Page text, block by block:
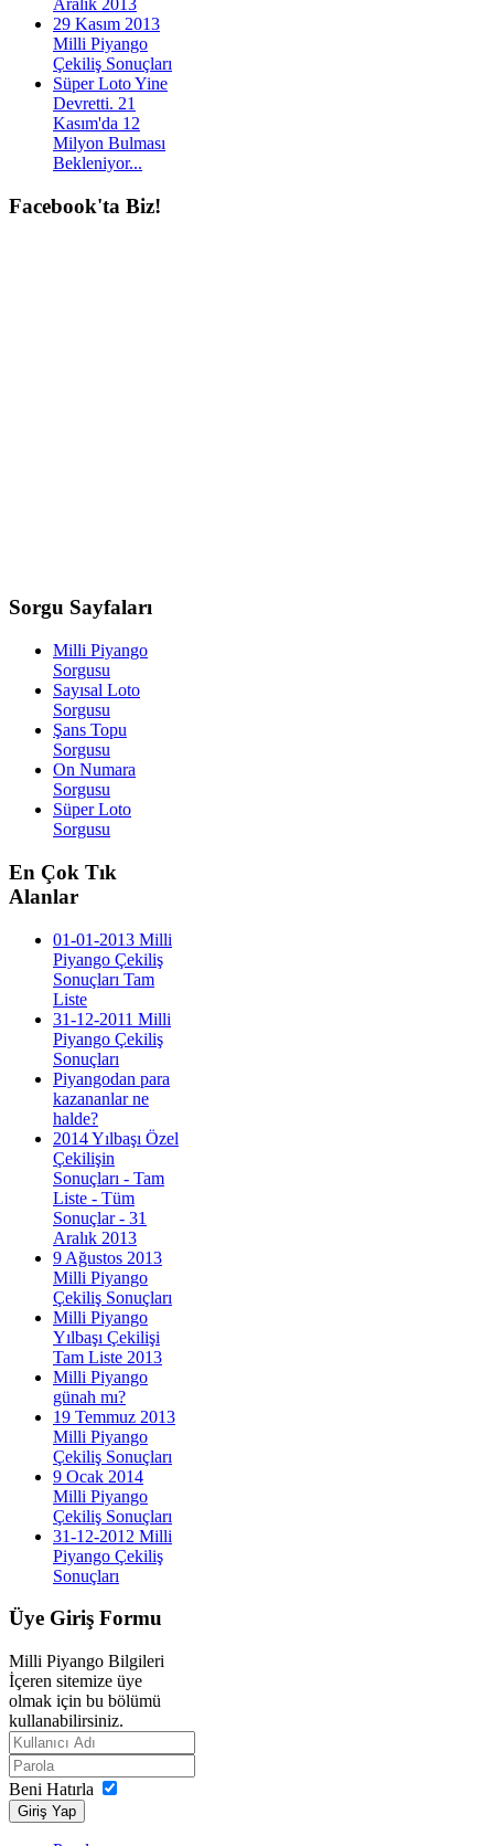
Aralık 2013
29 Kasım 2013
Milli Piyango
Çekiliş Sonuçları
Süper Loto Yine
Devretti. 21
Kasım'da 12
Milyon Bulması
Bekleniyor...
Facebook'ta Biz!
Sorgu Sayfaları
Milli Piyango
Sorgusu
Sayısal Loto
Sorgusu
Şans Topu
Sorgusu
On Numara
Sorgusu
Süper Loto
Sorgusu
En Çok Tık
Alanlar
01-01-2013 Milli
Piyango Çekiliş
Sonuçları Tam
Liste
31-12-2011 Milli
Piyango Çekiliş
Sonuçları
Piyangodan para
kazananlar ne
halde?
2014 Yılbaşı Özel
Çekilişin
Sonuçları - Tam
Liste - Tüm
Sonuçlar - 31
Aralık 2013
9 Ağustos 2013
Milli Piyango
Çekiliş Sonuçları
Milli Piyango
Yılbaşı Çekilişi
Tam Liste 2013
Milli Piyango
günah mı?
19 Temmuz 2013
Milli Piyango
Çekiliş Sonuçları
9 Ocak 2014
Milli Piyango
Çekiliş Sonuçları
31-12-2012 Milli
Piyango Çekiliş
Sonuçları
Üye Giriş Formu
Milli Piyango Bilgileri
İçeren sitemize üye
olmak için bu bölümü
kullanabilirsiniz.
Beni Hatırla
Giriş Yap